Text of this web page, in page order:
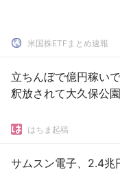
米国株ETFまとめ速報
立ちんぼで億円稼い
釈放されて大久保公
はちま起稿
サムスン電子、2.4兆